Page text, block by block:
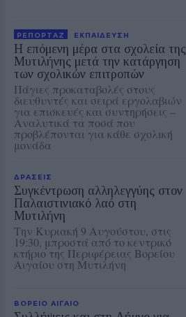
ΡΕΠΟΡΤΑΖ ΕΚΠΑΙΔΕΥΣΗ
Η επόμενη μέρα στα σχολεία της
Μυτιλήνης μετά την κατάργηση
των σχολικών επιτροπών
Πάγιες προκαταβολές στους
διευθυντές και σειρά εργολαβιών
για επισκευές και συντηρήσεις –
Αναλυτικά τα ποσά που
προβλέπονται για κάθε σχολική
μονάδα
ΔΡΑΣΕΙΣ
Συγκέντρωση αλληλεγγύης στον
Παλαιστινιακό λαό στη
Μυτιλήνη
Την Κυριακή 9 Αυγούστου, στις
19:30, μπροστά από το κεντρικό
κτήριο της Περιφέρειας Βορείου
Αιγαίου στη Μυτιλήνη
ΒΟΡΕΙΟ ΑΙΓΑΙΟ